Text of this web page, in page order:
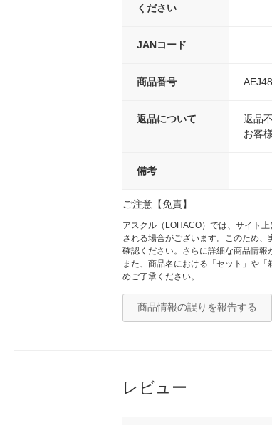
ください
JANコード
商品番号
返品について
返品
お客
備考
ご注意【免責】
アスクル（LOHACO）では、サイト
される場合がございます。このため
確認ください。さらに詳細な商品情報
また、商品名における「セット」や
めご了承ください。
商品情報の誤りを報告する
レビュー